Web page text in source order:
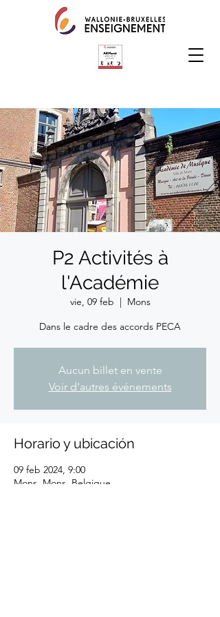
P2 Activités à
l'Académie
vie, 09 feb
  |
Mons
Dans le cadre des accords PECA
Aucun billet en vente
Voir d'autres événements
Horario y ubicación
09 feb 2024, 9:00
Mons, Mons, Belgique